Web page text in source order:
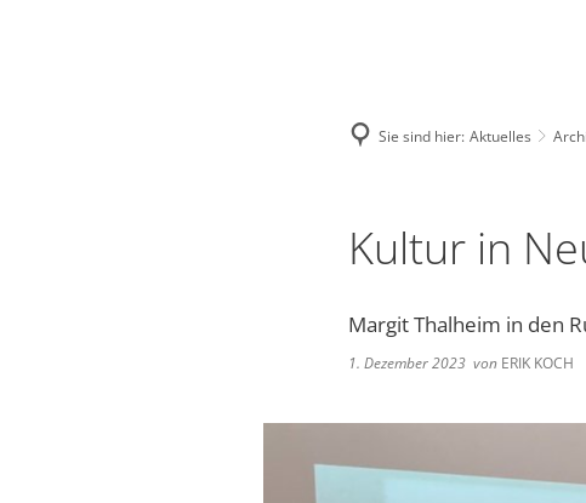
Sie sind hier: Aktuelles
Kultur in
Margit Thalheim in den
1. Dezember 2023 von ERIK KOCH